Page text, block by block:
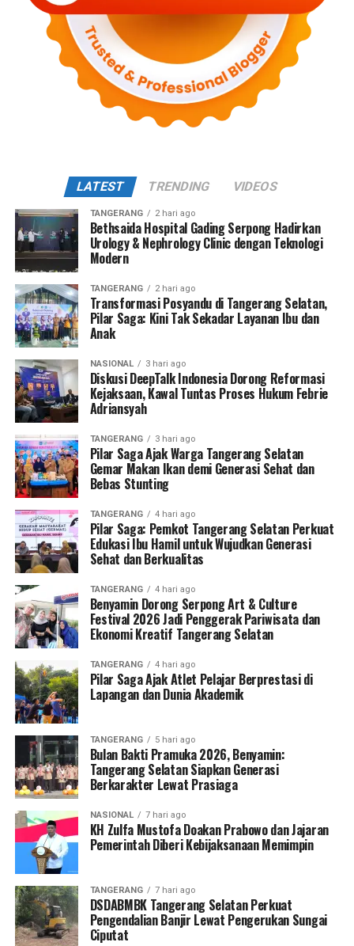
LATEST TRENDING VIDEOS
TANGERANG 2 hari ago
Bethsaida Hospital Gading Serpong Hadirkan
Urology & Nephrology Clinic dengan Teknologi
Modern
TANGERANG 2 hari ago
Transformasi Posyandu di Tangerang Selatan,
Pilar Saga: Kini Tak Sekadar Layanan Ibu dan
Anak
NASIONAL 3 hari ago
Diskusi DeepTalk Indonesia Dorong Reformasi
Kejaksaan, Kawal Tuntas Proses Hukum Febrie
Adriansyah
TANGERANG 3 hari ago
Pilar Saga Ajak Warga Tangerang Selatan
Gemar Makan Ikan demi Generasi Sehat dan
Bebas Stunting
TANGERANG 4 hari ago
Pilar Saga: Pemkot Tangerang Selatan Perkuat
Edukasi Ibu Hamil untuk Wujudkan Generasi
Sehat dan Berkualitas
TANGERANG 4 hari ago
Benyamin Dorong Serpong Art & Culture
Festival 2026 Jadi Penggerak Pariwisata dan
Ekonomi Kreatif Tangerang Selatan
TANGERANG 4 hari ago
Pilar Saga Ajak Atlet Pelajar Berprestasi di
Lapangan dan Dunia Akademik
TANGERANG 5 hari ago
Bulan Bakti Pramuka 2026, Benyamin:
Tangerang Selatan Siapkan Generasi
Berkarakter Lewat Prasiaga
NASIONAL 7 hari ago
KH Zulfa Mustofa Doakan Prabowo dan Jajaran
Pemerintah Diberi Kebijaksanaan Memimpin
TANGERANG 7 hari ago
DSDABMBK Tangerang Selatan Perkuat
Pengendalian Banjir Lewat Pengerukan Sungai
Ciputat